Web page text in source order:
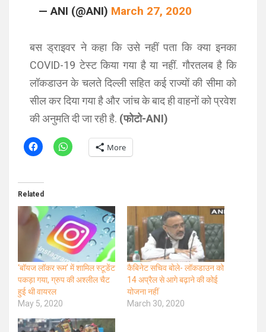
— ANI (@ANI) March 27, 2020
बस ड्राइवर ने कहा कि उसे नहीं पता कि क्या इनका
COVID-19 टेस्ट किया गया है या नहीं. गौरतलब है कि
लॉकडाउन के चलते दिल्ली सहित कई राज्यों की सीमा को
सील कर दिया गया है और जांच के बाद ही वाहनों को प्रवेश
की अनुमति दी जा रही है. (फोटो-ANI)
More
Related
‘बॉयज लॉकर रूम’ में शामिल स्टूडेंट
पकड़ा गया, ग्रुप की अश्लील चैट
हुई थी वायरल
May 5, 2020
कैबिनेट सचिव बोले- लॉकडाउन को
14 अप्रैल से आगे बढ़ाने की कोई
योजना नहीं
March 30, 2020